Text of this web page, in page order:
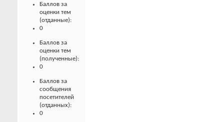
Баллов за
оценки тем
(отданные):
0
Баллов за
оценки тем
(полученные):
0
Баллов за
сообщения
посетителей
(отданных):
0